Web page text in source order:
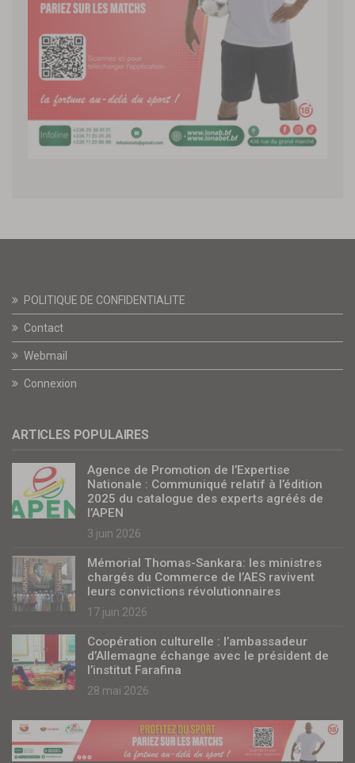
POLITIQUE DE CONFIDENTIALITE
Contact
Webmail
Connexion
ARTICLES POPULAIRES
Agence de Promotion de l’Expertise
Nationale : Communiqué relatif à l’édition
2025 du catalogue des experts agréés de
l’APEN
3 juin 2026
Mémorial Thomas-Sankara: les ministres
chargés du Commerce de l’AES ravivent
leurs convictions révolutionnaires
17 juin 2026
Coopération culturelle : l’ambassadeur
d’Allemagne échange avec le président de
l’institut Farafina
28 mai 2026